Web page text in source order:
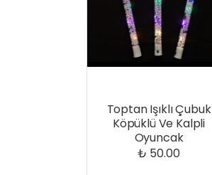
Toptan Işıklı Çubuk
Köpüklü Ve Kalpli
Oyuncak
₺ 50.00